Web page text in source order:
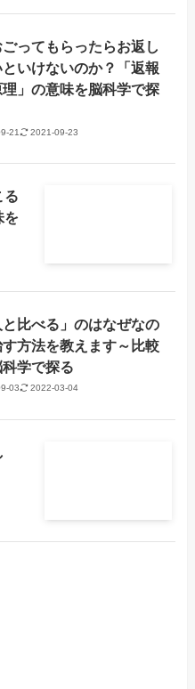
ってもらったらお返し
といけないのか？「返報
」の意味を脳科学で探
21 2021-09-23
る
を
と比べる」のはなぜなの
方法を教えます～比較
学で探る
03 2022-03-04